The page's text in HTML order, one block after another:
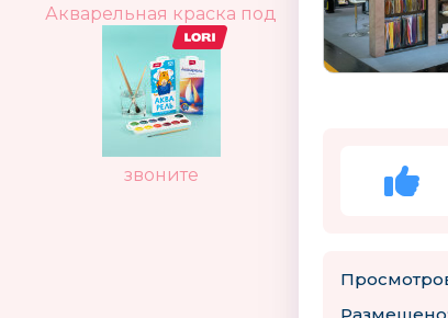
Акварельная краска под
звоните